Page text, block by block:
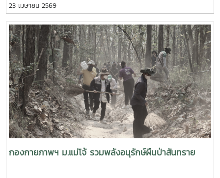
15.30 น. ณ อาคารสำนักงานมหาวิทยาลัย ได้ร่วมพิธีดำหัวรอง
ศาสตราจารย์จักรพงษ์ พิมพ์พิมล รองอธิการบดี และผู้ช่วย
ศาสตราจารย์ ดร. แสนวสันต์ ยอดคำ ผู้ช่วยอธิการบดี
มหาวิทยาลัยแม่โจ้ เพื่อแสดงความเคารพ ขอสุมาคารวะ และขอพร
เพื่อความเป็นสิริมงคล เนื่องในวันขึ้นปีใหม่ตามประเพณีสงกรานต์
ของชาวล้านนาประจำปี 2569 ซึ่งถือเป็นธรรมเนียมปฏิบัติที่สืบต่อ
กันมาเป็นประจำทุกปี
23 เมษายน 2569
กองกายภาพฯ ม.แม่โจ้ รวมพลังอนุรักษ์ผืนป่าสันทราย